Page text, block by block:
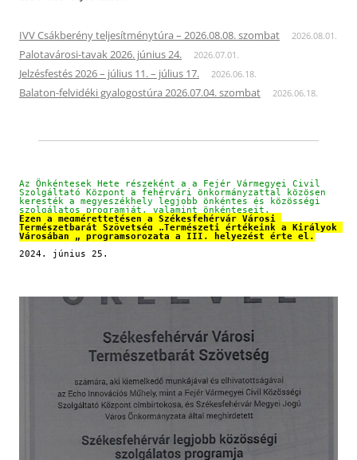
IVV Csákberény teljesítménytúra – 2026.08.08. szombat 2026.08.01.
Palotavárosi-tavak 2026. június 24. 2026.07.01.
Jelzésfestés 2026 – július 11. – július 17. 2026.06.18.
Balaton-felvidéki gyalogostúra 2026.07.04. szombat 2026.06.18.
Az Önkéntesek Hete részeként a a Fejér Vármegyei Civil
Szolgáltató Központ a fehérvári önkormányzattal közösen
keresték a megyeszékhely legjobb önkéntes és közösségi
szolgálatos programját, valamint önkénteseit.
Ezen a megmérettetésen a Székesfehérvár Városi
Természetbarát Szövetség „Természeti értékeink a Királyok
Városában „ programsorozata a III. helyezést érte el.
2024. június 25.